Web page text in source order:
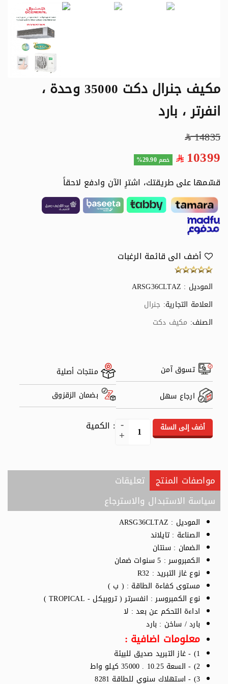
مكيف جنرال دكت 35000 وحدة ،
انفرتر ، بارد
14835
10399 خصم29.90%
قسّمها على طريقتك، اشترِ الآن وادفع لاحقاً
أضف الى قائمة الرغبات
الموديل : ARSG36CLTAZ
العلامة التجارية: جنرال
الصنف: مكيف دكت
تسوق آمن
منتجات أصلية
ارجاع سهل
بضمان الزقزوق
: الكمية أضف إلى السلة
مواصفات المنتج
تعليقات
سياسة الاستبدال والاسترجاع
الموديل : ARSG36CLTAZ
الصناعة : تايلاند
الضمان : سنتان
الكمبروسر : 5 سنوات ضمان
نوع غاز التبريد : R32
مستوى كفاءة الطاقة : ( ب )
نوع الكمبروسر : انفسرتر ( تروبيكل - TROPICAL )
اداءة التحكم عن بعد : لا
بارد / ساخن : بارد
معلومات اضافية :
1) - غاز التبريد صديق للبيئة
2) - السعة 10.25 . 35000 كيلو واط
3) - استهلاك سنوي للطاقة 8281